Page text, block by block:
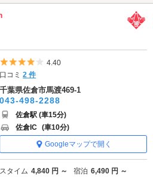
5つ星のうち4
4.40
口コミ2 件
千葉県佐倉市馬渡469-1
043-498-2288
佐倉駅 (車15分)
佐倉IC (車10分)
Googleマップで開く
タイム 4,840 円 ～ 宿泊 6,490 円 ～